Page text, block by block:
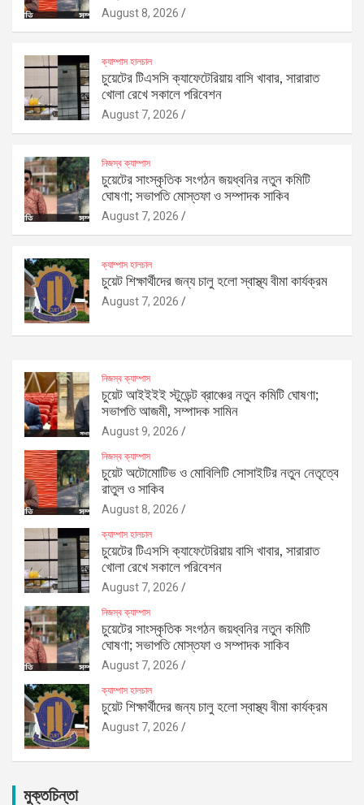
August 8, 2026
ক্যাম্পাস হালচাল
চুয়েটের টিএসসি ক্যাফেটেরিয়ায় বাসি খাবার, সারারাত
খোলা রেখে সকালে পরিবেশন
August 7, 2026
নিজস্ব ক্যাম্পাস
চুয়েটের সাংস্কৃতিক সংগঠন জয়ধ্বনির নতুন কমিটি
ঘোষণা; সভাপতি মোস্তফা ও সম্পাদক সাকিব
August 7, 2026
ক্যাম্পাস হালচাল
চুয়েট শিক্ষার্থীদের জন্য চালু হলো স্বাস্থ্য বীমা কার্যক্রম
August 7, 2026
নিজস্ব ক্যাম্পাস
চুয়েট আইইইই স্টুডেন্ট ব্রাঞ্চের নতুন কমিটি ঘোষণা;
সভাপতি আজমী, সম্পাদক সামিন
August 9, 2026
নিজস্ব ক্যাম্পাস
চুয়েট অটোমোটিভ ও মোবিলিটি সোসাইটির নতুন নেতৃত্বে
রাতুল ও সাকিব
August 8, 2026
ক্যাম্পাস হালচাল
চুয়েটের টিএসসি ক্যাফেটেরিয়ায় বাসি খাবার, সারারাত
খোলা রেখে সকালে পরিবেশন
August 7, 2026
নিজস্ব ক্যাম্পাস
চুয়েটের সাংস্কৃতিক সংগঠন জয়ধ্বনির নতুন কমিটি
ঘোষণা; সভাপতি মোস্তফা ও সম্পাদক সাকিব
August 7, 2026
ক্যাম্পাস হালচাল
চুয়েট শিক্ষার্থীদের জন্য চালু হলো স্বাস্থ্য বীমা কার্যক্রম
August 7, 2026
মুক্তচিন্তা